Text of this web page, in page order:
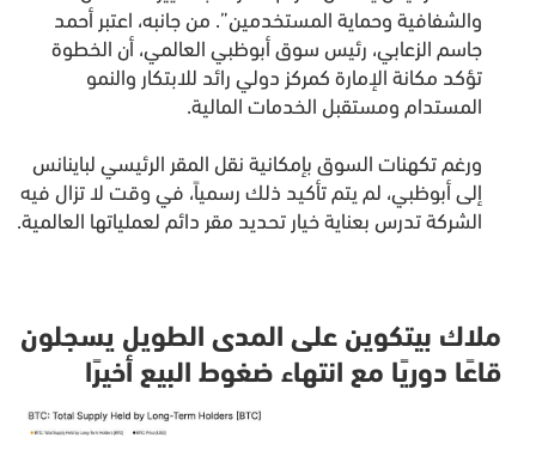
والشفافية وحماية المستخدمين”. من جانبه، اعتبر أحمد
جاسم الزعابي، رئيس سوق أبوظبي العالمي، أن الخطوة
تؤكد مكانة الإمارة كمركز دولي رائد للابتكار والنمو
المستدام ومستقبل الخدمات المالية.
ورغم تكهنات السوق بإمكانية نقل المقر الرئيسي لباينانس
إلى أبوظبي، لم يتم تأكيد ذلك رسمياً، في وقت لا تزال فيه
الشركة تدرس بعناية خيار تحديد مقر دائم لعملياتها العالمية.
ملاك بيتكوين على المدى الطويل يسجلون
قاعًا دوريًا مع انتهاء ضغوط البيع أخيرًا